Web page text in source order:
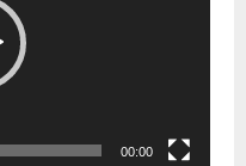
00:00